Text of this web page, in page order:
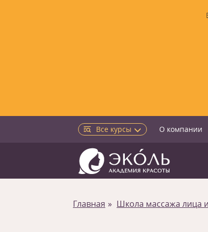
Все курсы О компании
Главная Школа массажа лица